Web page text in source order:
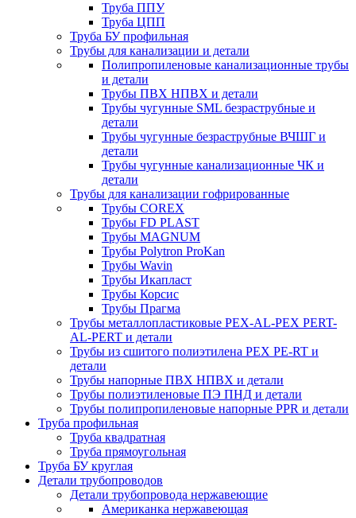
Труба ППУ
Труба ЦПП
Труба БУ профильная
Трубы для канализации и детали
Полипропиленовые канализационные трубы
и детали
Трубы ПВХ НПВХ и детали
Трубы чугунные SML безраструбные и
детали
Трубы чугунные безраструбные ВЧШГ и
детали
Трубы чугунные канализационные ЧК и
детали
Трубы для канализации гофрированные
Трубы COREX
Трубы FD PLAST
Трубы MAGNUM
Трубы Polytron ProKan
Трубы Wavin
Трубы Икапласт
Трубы Корсис
Трубы Прагма
Трубы металлопластиковые PEX-AL-PEX PERT-
AL-PERT и детали
Трубы из сшитого полиэтилена PEX PE-RT и
детали
Трубы напорные ПВХ НПВХ и детали
Трубы полиэтиленовые ПЭ ПНД и детали
Трубы полипропиленовые напорные PPR и детали
Труба профильная
Труба квадратная
Труба прямоугольная
Труба БУ круглая
Детали трубопроводов
Детали трубопровода нержавеющие
Американка нержавеющая